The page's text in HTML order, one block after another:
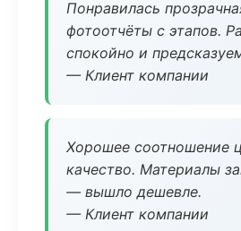
Понравилась
фотоотчёты с этапов.
спокойно и
— Клиент компании
Хорошее соотношение
качество. Материалы
— вышло дешевле.
— Клиент компании